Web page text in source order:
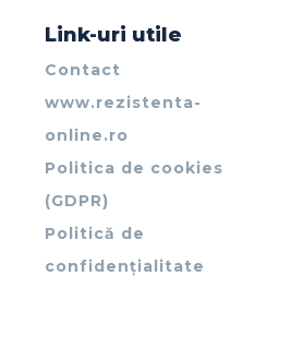
Link-uri utile
Contact
www.rezistenta-
online.ro
Politica de cookies
(GDPR)
Politică de
confidențialitate